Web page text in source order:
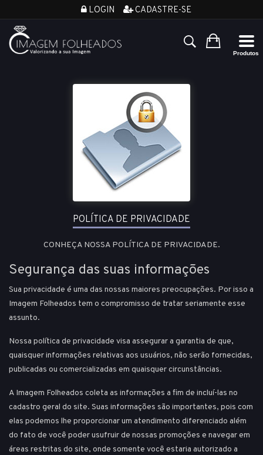
LOGIN CADASTRE-SE
POLÍTICA DE PRIVACIDADE
CONHEÇA NOSSA POLÍTICA DE PRIVACIDADE.
Segurança das suas informações
Sua privacidade é uma das nossas maiores preocupações. Por isso a
Imagem Folheados tem o compromisso de tratar seriamente esse
assunto.
Nossa política de privacidade visa assegurar a garantia de que,
quaisquer informações relativas aos usuários, não serão fornecidas,
publicadas ou comercializadas em quaisquer circunstâncias.
A Imagem Folheados coleta as informações a fim de incluí-las no
cadastro geral do site. Suas informações são importantes, pois com
elas podemos lhe proporcionar um atendimento diferenciado além
do fato de você poder usufruir de nossas promoções e navegar em
áreas restritas do site, onde somente você estaria autorizado a